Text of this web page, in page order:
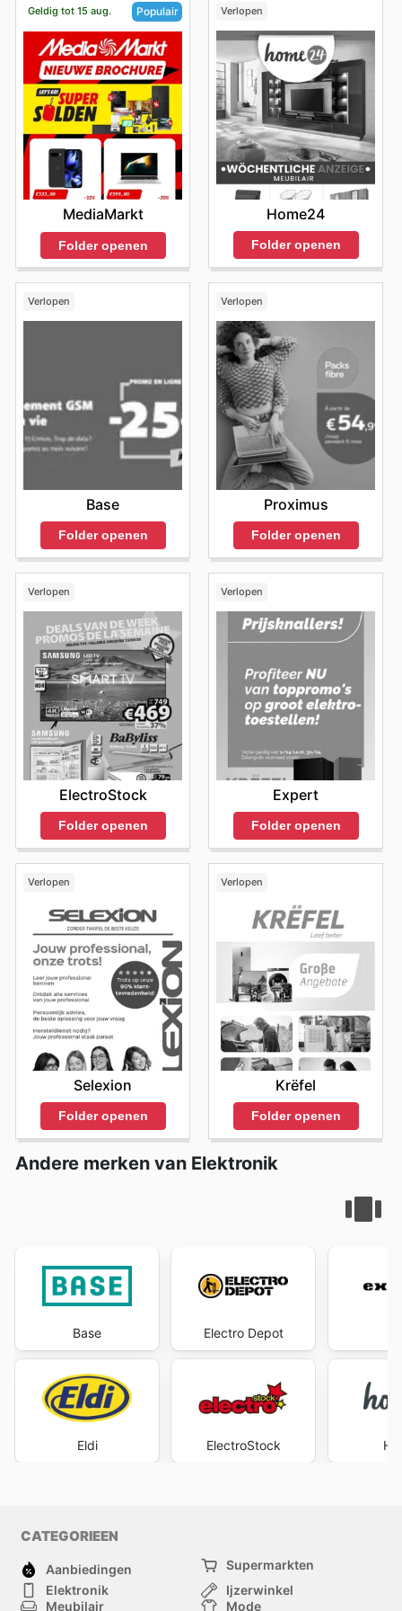
Geldig tot 15 aug. Populair
MediaMarkt
Folder openen
Verlopen
Home24
Folder openen
Verlopen
Base
Folder openen
Verlopen
Proximus
Folder openen
Verlopen
ElectroStock
Folder openen
Verlopen
Expert
Folder openen
Verlopen
Selexion
Folder openen
Verlopen
Krëfel
Folder openen
Andere merken van Elektronik
Base
Eldi
Electro Depot
ElectroStock
CATEGORIEEN
Aanbiedingen
Supermarkten
Elektronik
Ijzerwinkel
Meubilair
Mode